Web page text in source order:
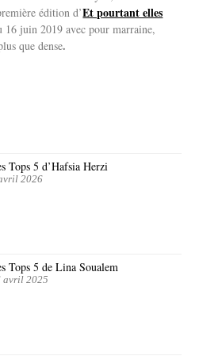
édition d’Et pourtant elles
16 juin 2019 avec pour marraine,
que dense.
Tops 5 d’Hafsia Herzi
2026
Tops 5 de Lina Soualem
avril 2025